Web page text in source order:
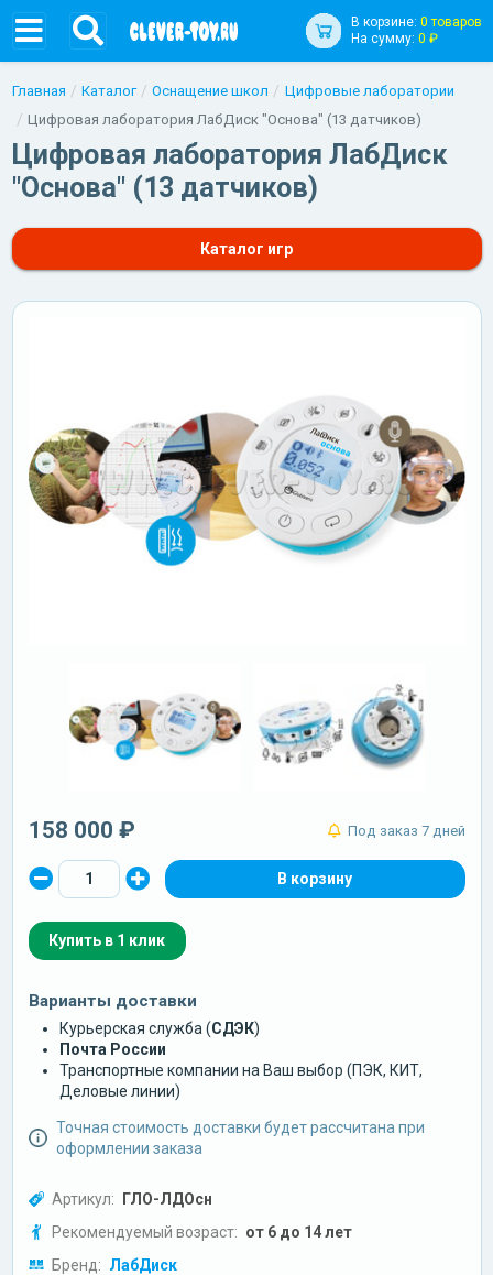
В корзине: 0 товаров
На сумму: 0 ₽
Главная Каталог Оснащение школ
Цифровые лаборатории
Цифровая лаборатория ЛабДиск "Основа" (13 датчиков)
Цифровая лаборатория ЛабДиск
"Основа" (13 датчиков)
Каталог игр
158 000 ₽ Под заказ 7 дней
Купить в 1 клик
Варианты доставки
Курьерская служба (СДЭК)
Почта России
Транспортные компании на Ваш выбор (ПЭК, КИТ,
Деловые линии)
Точная стоимость доставки будет рассчитана при
оформлении заказа
Артикул: ГЛО-ЛДОсн
Рекомендуемый возраст: от 6 до 14 лет
Бренд: ЛабДиск